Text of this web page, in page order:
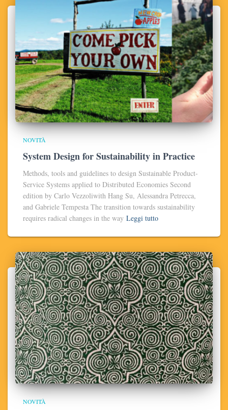
NOVITÀ
System Design for Sustainability in Practice
Methods, tools and guidelines to design Sustainable Product-
Service Systems applied to Distributed Economies Second
edition by Carlo Vezzoliwith Hang Su, Alessandra Petrecca,
and Gabriele Tempesta The transition towards sustainability
requires radical changes in the way Leggi tutto
NOVITÀ